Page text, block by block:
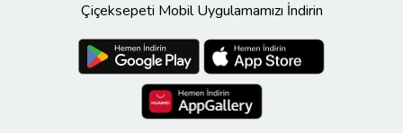
Çiçeksepeti Mobil Uygulamamızı İndirin